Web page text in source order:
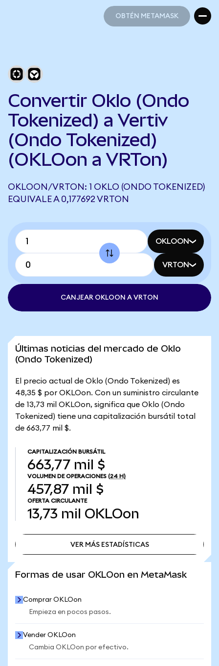
OBTÉN METAMASK
Convertir Oklo (Ondo
Tokenized) a Vertiv
(Ondo Tokenized)
(OKLOon a VRTon)
OKLOON/VRTON: 1 OKLO (ONDO TOKENIZED)
EQUIVALE A 0,177692 VRTON
OKLOON
VRTON
CANJEAR OKLOON A VRTON
Últimas noticias del mercado de Oklo
(Ondo Tokenized)
El precio actual de Oklo (Ondo Tokenized) es
48,35 $ por OKLOon. Con un suministro circulante
de 13,73 mil OKLOon, significa que Oklo (Ondo
Tokenized) tiene una capitalización bursátil total
de 663,77 mil $.
CAPITALIZACIÓN BURSÁTIL
663,77 mil $
VOLUMEN DE OPERACIONES (24 H)
457,87 mil $
OFERTA CIRCULANTE
13,73 mil OKLOon
VER MÁS ESTADÍSTICAS
Formas de usar OKLOon en MetaMask
Comprar OKLOon
Empieza en pocos pasos.
Vender OKLOon
Cambia OKLOon por efectivo.